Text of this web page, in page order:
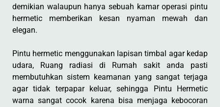
demikian walaupun hanya sebuah kamar operasi pintu
hermetic memberikan kesan nyaman mewah dan
elegan.
Pintu hermetic menggunakan lapisan timbal agar kedap
udara, Ruang radiasi di Rumah sakit anda pasti
membutuhkan sistem keamanan yang sangat terjaga
agar tidak terpapar keluar, sehingga Pintu Hermetic
warna sangat cocok karena bisa menjaga kebocoran